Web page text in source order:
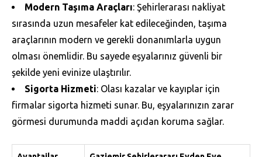
Modern Taşıma Araçları: Şehirlerarası nakliyat
sırasında uzun mesafeler kat edileceğinden, taşıma
araçlarının modern ve gerekli donanımlarla uygun
olması önemlidir. Bu sayede eşyalarınız güvenli bir
şekilde yeni evinize ulaştırılır.
Sigorta Hizmeti: Olası kazalar ve kayıplar için
firmalar sigorta hizmeti sunar. Bu, eşyalarınızın zarar
görmesi durumunda maddi açıdan koruma sağlar.